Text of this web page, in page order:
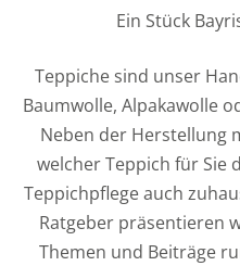
Ein Stück
Teppiche sind unser
Baumwolle, Alpakawolle
Neben der Herstellung
welcher Teppich für Sie
Teppichpflege auch
Ratgeber präsentieren
Themen und Beiträge